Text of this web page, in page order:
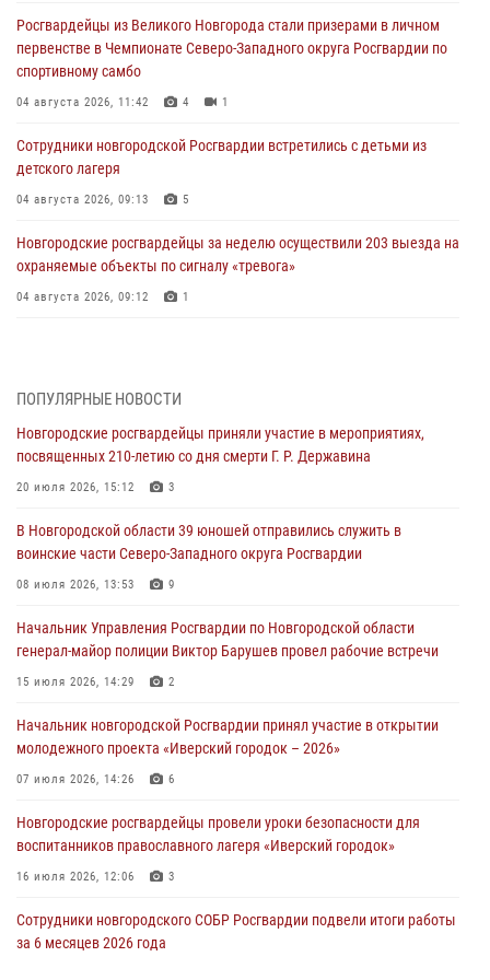
Росгвардейцы из Великого Новгорода стали призерами в личном
первенстве в Чемпионате Северо-Западного округа Росгвардии по
спортивному самбо
04 августа 2026, 11:42 4 1
Сотрудники новгородской Росгвардии встретились с детьми из
детского лагеря
04 августа 2026, 09:13 5
Новгородские росгвардейцы за неделю осуществили 203 выезда на
охраняемые объекты по сигналу «тревога»
04 августа 2026, 09:12 1
В Великом Новгороде сотрудники центра лицензионно-
разрешительной работы Росгвардии провели телефонную «горячую
30 июля 2026, 14:36 1
Новгородские росгвардейцы рассказали о службе детям из летнего
30 июля 2026, 08:40 5
Новгородские росгвардейцы задержали мужчину
Телесюжет в программе "Новгородское областное телевидение.
Новости часа." от 29 июля 2026 года. Новгородские призывники
29 июля 2026, 12:54 1
ПОПУЛЯРНЫЕ НОВОСТИ
Новгородские росгвардейцы приняли участие в мероприятиях,
посвященных 210-летию со дня смерти Г. Р. Державина
20 июля 2026, 15:12 3
В Новгородской области 39 юношей отправились служить в
воинские части Северо-Западного округа Росгвардии
08 июля 2026, 13:53 9
Начальник Управления Росгвардии по Новгородской области
генерал-майор полиции Виктор Барушев провел рабочие встречи
15 июля 2026, 14:29 2
Начальник новгородской Росгвардии принял участие в открытии
молодежного проекта «Иверский городок – 2026»
07 июля 2026, 14:26 6
Новгородские росгвардейцы провели уроки безопасности для
воспитанников православного лагеря «Иверский городок»
16 июля 2026, 12:06 3
Сотрудники новгородского СОБР Росгвардии подвели итоги работы
за 6 месяцев 2026 года